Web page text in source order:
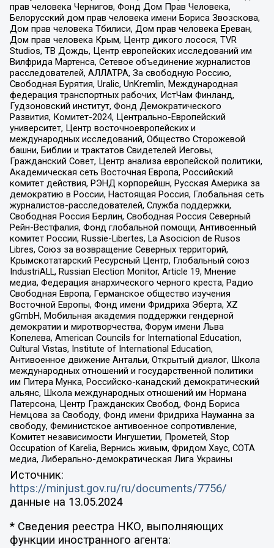
прав человека Чернигов, Фонд Дом Прав Человека,
Белорусский дом прав человека имени Бориса Звозскова,
Дом прав человека Тбилиси, Дом прав человека Ереван,
Дом прав человека Крым, Центр дикого лосося, TVR
Studios, ТВ Дождь, Центр европейских исследований им
Вилфрида Мартенса, Сетевое объединение журналистов
расследователей, АЛЛАТРА, За свободную Россию,
Свободная Бурятия, Uralic, UnKremlin, Международная
федерация транспортных рабочих, ИстЧам Финланд,
Гудзоновский институт, Фонд Демократического
Развития, Комитет-2024, Центрально-Европейский
университет, Центр восточноевропейских и
международных исследований, Общество Сторожевой
башни, Библии и трактатов Свидетелей Иеговы,
Гражданский Совет, Центр анализа европейской политики,
Академическая сеть Восточная Европа, Российский
комитет действия, РЭНД корпорейшн, Русская Америка за
демократию в России, Настоящая Россия, Глобальная сеть
журналистов-расследователей, Служба поддержки,
Свободная Россия Берлин, Свободная Россия Северный
Рейн-Вестфалия, Фонд глобальной помощи, Антивоенный
комитет России, Russie-Libertes, La Asocicion de Rusos
Libres, Союз за возвращение Северных территорий,
Крымскотатарский Ресурсный Центр, Глобальный союз
IndustriALL, Russian Election Monitor, Article 19, Мнение
медиа, Федерация анархического черного креста, Радио
Свободная Европа, Германское общество изучения
Восточной Европы, Фонд имени Фридриха Эберта, XZ
gGmbH, Мобильная академия поддержки гендерной
демократии и миротворчества, Форум имени Льва
Копелева, American Councils for International Education,
Cultural Vistas, Institute of International Education,
Антивоенное движение Антальи, Открытый диалог, Школа
международных отношений и государственной политики
им Питера Мунка, Российско-канадский демократический
альянс, Школа международных отношений им Нормана
Патерсона, Центр Гражданских Свобод, Фонд Бориса
Немцова за Свободу, Фонд имени Фридриха Науманна за
свободу, Феминистское антивоенное сопротивление,
Комитет независимости Ингушетии, Прометей, Stop
Occupation of Karelia, Вернись живым, Фридом Хаус, СОТА
медиа, Либерально-демократическая Лига Украины
Источник:
https://minjust.gov.ru/ru/documents/7756/
данные на 13.05.2024
* Сведения реестра НКО, выполняющих
функции иностранного агента: